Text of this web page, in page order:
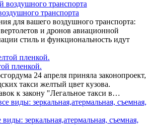
транспорта
для вашего воздушного транспорта:
и дронов авиационной
стиль и функциональность идут
пленкой.
24 апреля приняла законопроект,
такси желтый цвет кузова.
к закону "Легальное такси в…
зеркальная,атермальная, съемная,